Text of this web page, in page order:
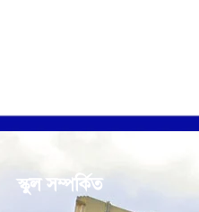
স্কুল সম্পর্কিত